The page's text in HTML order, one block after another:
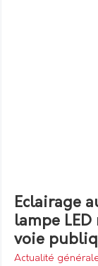
Eclairage
lampe
voie
Actualité